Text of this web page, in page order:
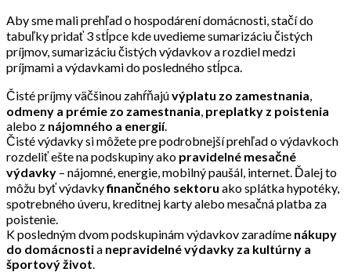
Aby sme mali prehľad o hospodárení domácnosti, stačí do
tabuľky pridať 3 stĺpce kde uvedieme sumarizáciu čistých
príjmov, sumarizáciu čistých výdavkov a rozdiel medzi
príjmami a výdavkami do posledného stĺpca.
Čisté príjmy väčšinou zahŕňajúvýplatu zo zamestnania,
odmeny a prémie zo zamestnania, preplatky z poistenia
alebo z nájomného a energií.
Čisté výdavky si môžete pre podrobnejší prehľad o výdavkoch
rozdeliť ešte na podskupiny ako pravidelné mesačné
výdavky – nájomné, energie, mobilný paušál, internet. Ďalej to
môžu byť výdavkyfinančného sektoru ako splátka hypotéky,
spotrebného úveru, kreditnej karty alebo mesačná platba za
poistenie.
K posledným dvom podskupinám výdavkov zaradíme nákupy
do domácnostia nepravidelné výdavky za kultúrny a
športový život.